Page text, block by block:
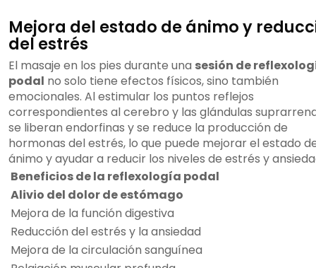
Mejora del estado de ánimo y
del estrés
El masaje en los pies durante una sesión de
podal no solo tiene efectos físicos, sino también
emocionales. Al estimular los puntos reflejos
correspondientes al cerebro y las glándulas
se liberan endorfinas y se reduce la producción de
hormonas del estrés, lo que puede mejorar el estado
ánimo y ayudar a reducir los niveles de estrés y
Beneficios de la reflexología podal
Alivio del dolor de estómago
Mejora de la función digestiva
Reducción del estrés y la ansiedad
Mejora de la circulación sanguínea